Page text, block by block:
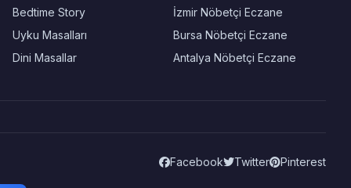
Bedtime Story
Uyku Masalları
Dini Masallar
İzmir Nöbetçi Eczane
Bursa Nöbetçi Eczane
Antalya Nöbetçi Eczane
Facebook Twitter Pinterest